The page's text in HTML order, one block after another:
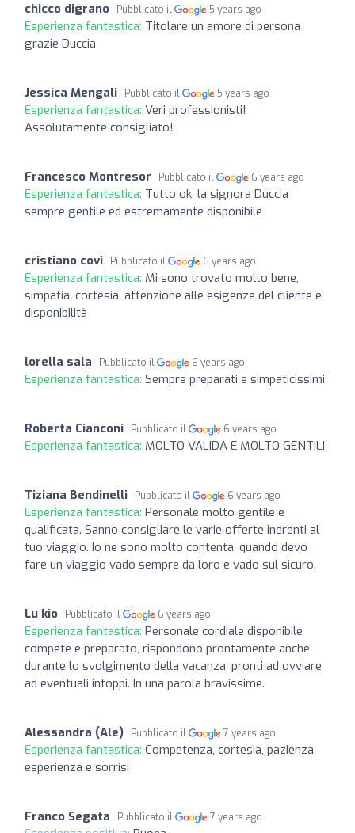
chicco digrano Pubblicato il 5 years ago
Esperienza fantastica: Titolare un amore di persona
grazie Duccia
Jessica Mengali Pubblicato il 5 years ago
Esperienza fantastica: Veri professionisti!
Assolutamente consigliato!
Francesco Montresor Pubblicato il 6 years ago
Esperienza fantastica: Tutto ok, la signora Duccia
sempre gentile ed estremamente disponibile
cristiano covi Pubblicato il 6 years ago
Esperienza fantastica: Mi sono trovato molto bene,
simpatia, cortesia, attenzione alle esigenze del cliente e
disponibilità
lorella sala Pubblicato il 6 years ago
Esperienza fantastica: Sempre preparati e simpaticissimi
Roberta Cianconi Pubblicato il 6 years ago
Esperienza fantastica: MOLTO VALIDA E MOLTO GENTILI
Tiziana Bendinelli Pubblicato il 6 years ago
Esperienza fantastica: Personale molto gentile e
qualificata. Sanno consigliare le varie offerte inerenti al
tuo viaggio. Io ne sono molto contenta, quando devo
fare un viaggio vado sempre da loro e vado sul sicuro.
Lu kio Pubblicato il 6 years ago
Esperienza fantastica: Personale cordiale disponibile
compete e preparato, rispondono prontamente anche
durante lo svolgimento della vacanza, pronti ad ovviare
ad eventuali intoppi. In una parola bravissime.
Alessandra (Ale) Pubblicato il 7 years ago
Esperienza fantastica: Competenza, cortesia, pazienza,
esperienza e sorrisi
Franco Segata Pubblicato il 7 years ago